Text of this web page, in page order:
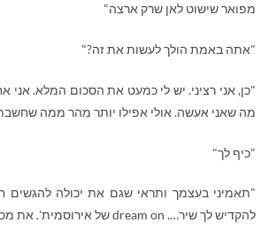
מפואר שישוט לאן שרק ארצה"
"אתה באמת הולך לעשות את זה?"
"כן, אני רציני. יש לי כמעט את הסכום המלא. אני
מה שאני אעשה. אולי אפילו יותר מהר ממה
"כיף לך"
"תאמיני בעצמך ותראי שגם את יכולה להגשים
להקדיש לך שיר…. dream onשל אירוסמית'. את